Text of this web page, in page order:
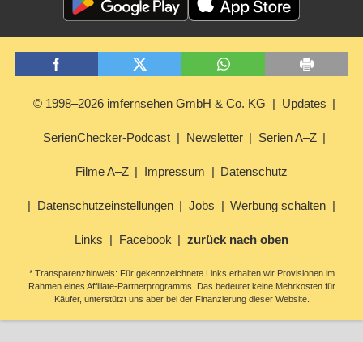
© 1998–2026 imfernsehen GmbH & Co. KG Updates
SerienChecker-Podcast Newsletter Serien A–Z
Filme A–Z Impressum Datenschutz
Datenschutzeinstellungen Jobs Werbung schalten
Links Facebook zurück nach oben
* Transparenzhinweis: Für gekennzeichnete Links erhalten wir Provisionen im
Rahmen eines Affiliate-Partnerprogramms. Das bedeutet keine Mehrkosten für
Käufer, unterstützt uns aber bei der Finanzierung dieser Website.